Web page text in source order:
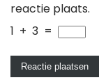
reactie plaats.
1 + 3 =